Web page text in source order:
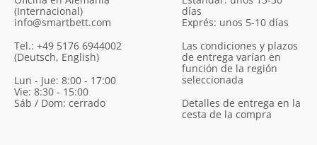
(Internacional)
info@smartbett.com
Tel.: +49 5176 6944002
(Deutsch, English)
Lun - Jue: 8:00 - 17:00
Vie: 8:30 - 15:00
Sáb / Dom: cerrado
días
Exprés: unos 5-10 días
Las condiciones y plazos
de entrega varían en
función de la región
seleccionada
Detalles de entrega en la
cesta de la compra